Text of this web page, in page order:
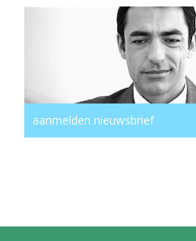
aanmelden nieuwsbrief